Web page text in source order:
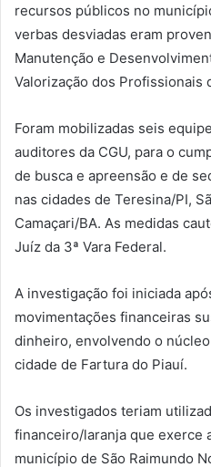
recursos públicos no
verbas desviadas eram
Manutenção e
Valorização dos Profissionais
Foram mobilizadas seis
auditores da CGU, para o
de busca e apreensão e de
nas cidades de Teresina/PI,
Camaçari/BA. As medidas
Juíz da 3ª Vara Federal.
A investigação foi iniciada
movimentações financeiras
dinheiro, envolvendo o
cidade de Fartura do Piauí.
Os investigados teriam
financeiro/laranja que exerce
município de São Raimundo